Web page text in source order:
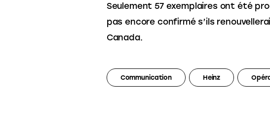
Seulement 57 exemplaires ont été
pas encore confirmé s’ils
Canada.
Communication Heinz